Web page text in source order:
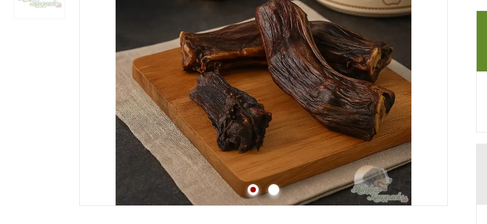
Fleisch
Lunge
Pansen & Lunge
Leber & Herz
Schwanz & Ochsenschwanz
Nasen
Maul & Lefzen
Knochen & Beine